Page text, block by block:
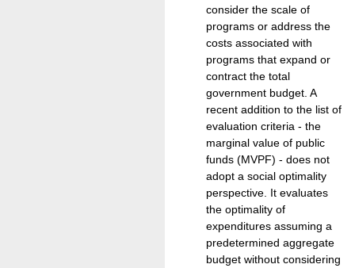
consider the scale of
programs or address the
costs associated with
programs that expand or
contract the total
government budget. A
recent addition to the list of
evaluation criteria - the
marginal value of public
funds (MVPF) - does not
adopt a social optimality
perspective. It evaluates
the optimality of
expenditures assuming a
predetermined aggregate
budget without considering